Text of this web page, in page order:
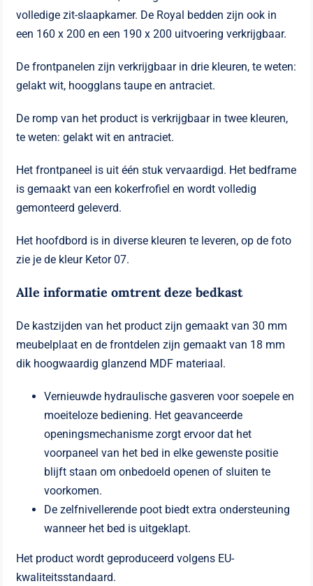
volledige zit-slaapkamer. De Royal bedden zijn ook in
een 160 x 200 en een 190 x 200 uitvoering verkrijgbaar.
De frontpanelen zijn verkrijgbaar in drie kleuren, te weten:
gelakt wit, hoogglans taupe en antraciet.
De romp van het product is verkrijgbaar in twee kleuren,
te weten: gelakt wit en antraciet.
Het frontpaneel is uit één stuk vervaardigd. Het bedframe
is gemaakt van een kokerfrofiel en wordt volledig
gemonteerd geleverd.
Het hoofdbord is in diverse kleuren te leveren, op de foto
zie je de kleur Ketor 07.
Alle informatie omtrent deze bedkast
De kastzijden van het product zijn gemaakt van 30 mm
meubelplaat en de frontdelen zijn gemaakt van 18 mm
dik hoogwaardig glanzend MDF materiaal.
Vernieuwde hydraulische gasveren voor soepele en
moeiteloze bediening. Het geavanceerde
openingsmechanisme zorgt ervoor dat het
voorpaneel van het bed in elke gewenste positie
blijft staan ​​om onbedoeld openen of sluiten te
voorkomen.
De zelfnivellerende poot biedt extra ondersteuning
wanneer het bed is uitgeklapt.
Het product wordt geproduceerd volgens EU-
kwaliteitsstandaard.